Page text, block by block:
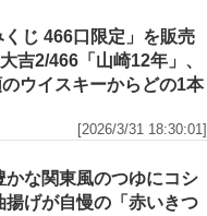
じ 466口限定」を販売
吉2/466「山崎12年」、
ウイスキーからどの1本
[2026/3/31 18:30:01]
な関東風のつゆにコシ
げが自慢の「赤いきつ